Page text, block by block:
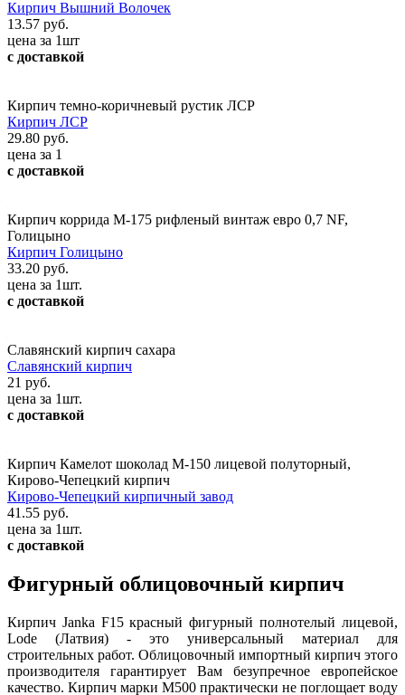
Кирпич Вышний Волочек
13.57 руб.
цена за 1шт
с доставкой
Кирпич темно-коричневый рустик ЛСР
Кирпич ЛСР
29.80 руб.
цена за 1
с доставкой
Кирпич коррида М-175 рифленый винтаж евро 0,7 NF,
Голицыно
Кирпич Голицыно
33.20 руб.
цена за 1шт.
с доставкой
Славянский кирпич сахара
Славянский кирпич
21 руб.
цена за 1шт.
с доставкой
Кирпич Камелот шоколад М-150 лицевой полуторный,
Кирово-Чепецкий кирпич
Кирово-Чепецкий кирпичный завод
41.55 руб.
цена за 1шт.
с доставкой
Фигурный облицовочный кирпич
Кирпич Janka F15 красный фигурный полнотелый лицевой,
Lode (Латвия) - это универсальный материал для
строительных работ. Облицовочный импортный кирпич этого
производителя гарантирует Вам безупречное европейское
качество. Кирпич марки М500 практически не поглощает воду